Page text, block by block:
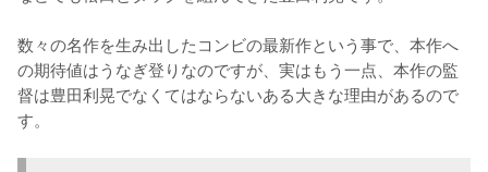
数々の名作を生み出したコンビの最新作という事で、本作へ
の期待値はうなぎ登りなのですが、実はもう一点、本作の監
督は豊田利晃でなくてはならないある大きな理由があるので
す。